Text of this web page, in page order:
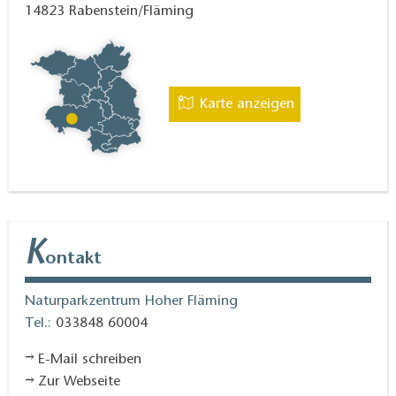
14823 Rabenstein/Fläming
Karte anzeigen
Kontakt
Naturparkzentrum Hoher Fläming
Tel.: 033848 60004
E-Mail schreiben
Zur Webseite